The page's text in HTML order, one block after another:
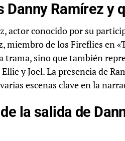
Danny Ramírez y
actor conocido por su
miembro de los Fireflies en
trama, sino que también
y Joel. La presencia de
escenas clave en la
la salida de